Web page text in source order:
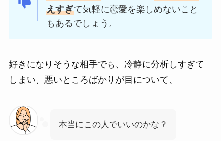
えすぎて気軽に恋愛を楽しめないこと
もあるでしょう。
好きになりそうな相手でも、冷静に分析しすぎて
しまい、悪いところばかりが目について、
本当にこの人でいいのかな？